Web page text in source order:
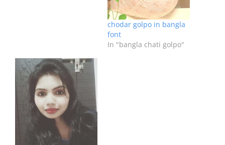
chodar golpo in bangla
font
In "bangla chati golpo"